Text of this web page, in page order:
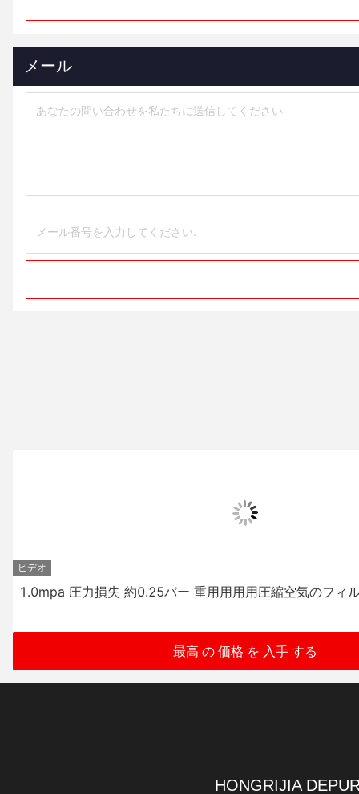
メール
ビデオ
1.0mpa 圧力損失 約0.25バー 重用用用用圧縮空気のフィ
最高 の 価格 を 入手 する
HONGRIJIA